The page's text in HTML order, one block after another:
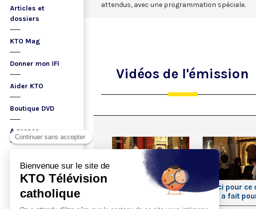
Articles et
dossiers
KTO Mag
Donner mon IFI
Aider KTO
Boutique DVD
A propos
attendus, avec une programmation spéciale.
Vidéos de l'émission
02:00
"Se rappeler que
Jésus a tout payé
pour nous"
"Merci pour ce
Pape a fait
nous"